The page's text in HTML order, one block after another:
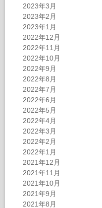
2023年3月
2023年2月
2023年1月
2022年12月
2022年11月
2022年10月
2022年9月
2022年8月
2022年7月
2022年6月
2022年5月
2022年4月
2022年3月
2022年2月
2022年1月
2021年12月
2021年11月
2021年10月
2021年9月
2021年8月